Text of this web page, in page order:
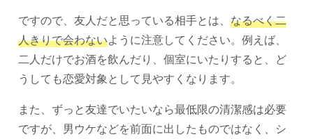
ですので、友人だと思っている相手とは、 なるべく二
人きりで会わないように注意してください。例えば、
二人だけでお酒を飲んだり、個室にいたりすると、ど
うしても恋愛対象として見やすくなります。
また、ずっと友達でいたいなら最低限の清潔感は必要
ですが、男ウケなどを前面に出したものではなく、シ